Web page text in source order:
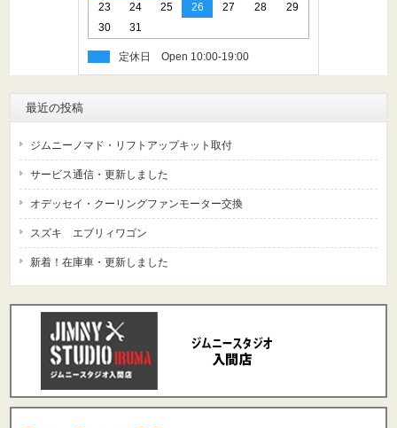
23
24 25 26 27 28
29
30
31
定休日
最近の投稿
ジムニーノマド・リフトアップキット取付
サービス通信・更新しました
オデッセイ・クーリングファンモーター交換
スズキ エブリィワゴン
新着！在庫車・更新しました